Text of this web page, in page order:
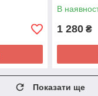
В
1 280 ₴
Показати ще